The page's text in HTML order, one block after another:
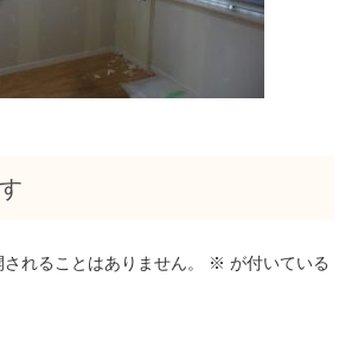
れることはありません。 ※ が付いている